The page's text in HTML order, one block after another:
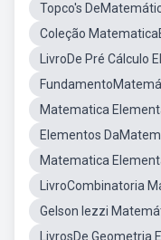
Topco's
Coleção
LivroDe Pré Cálculo
Matematica
Elementos
Matematica
LivroCombinatoria
Gelson Iezzi
LivrosDe Geometria